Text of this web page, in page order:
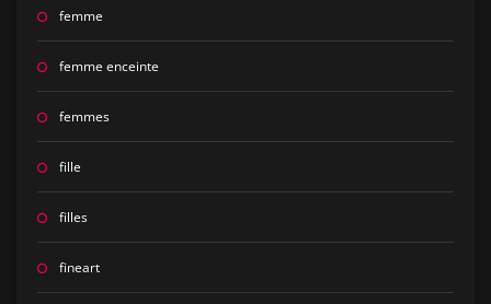
femme
femme enceinte
femmes
fille
filles
fineart